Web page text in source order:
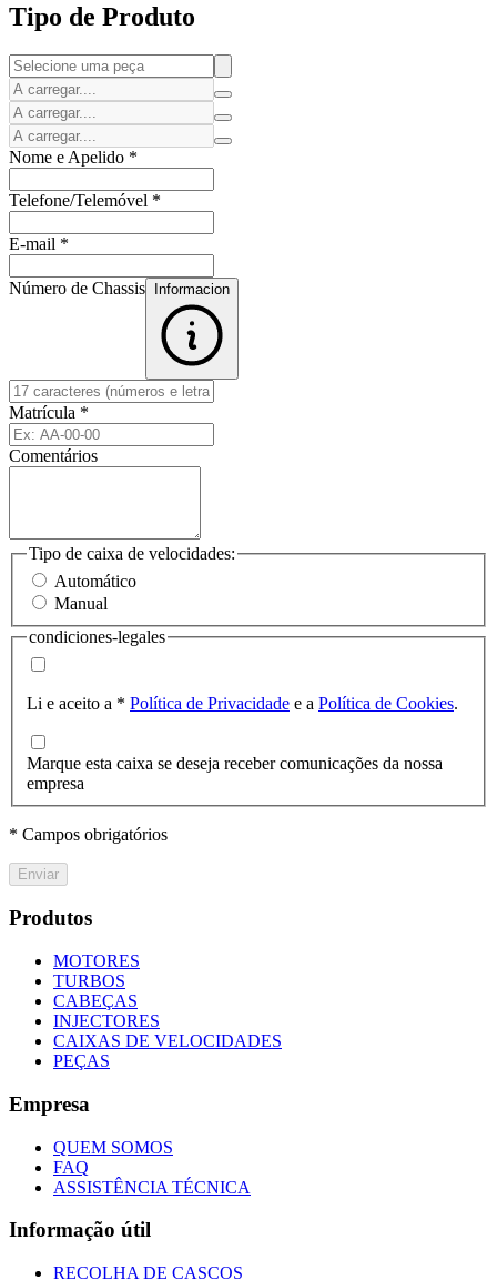
Tipo de Produto
Nome e Apelido *
Telefone/Telemóvel *
E-mail *
Número de Chassis Informacion
Matrícula *
Comentários
Tipo de caixa de velocidades:
Automático
Manual
condiciones-legales
Li e aceito a * Política de Privacidade e a Política de Cookies.
Marque esta caixa se deseja receber comunicações da nossa
empresa
* Campos obrigatórios
Enviar
Produtos
MOTORES
TURBOS
CABEÇAS
INJECTORES
CAIXAS DE VELOCIDADES
PEÇAS
Empresa
QUEM SOMOS
FAQ
ASSISTÊNCIA TÉCNICA
Informação útil
RECOLHA DE CASCOS